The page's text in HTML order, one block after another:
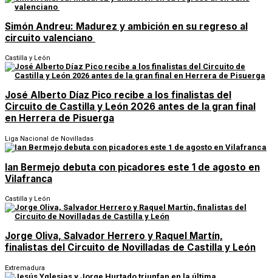
Simón Andreu: Madurez y ambición en su regreso al
circuito valenciano
Castilla y León
José Alberto Díaz Pico recibe a los finalistas del
Circuito de Castilla y León 2026 antes de la gran final
en Herrera de Pisuerga
Liga Nacional de Novilladas
Ian Bermejo debuta con picadores este 1 de agosto en
Vilafranca
Castilla y León
Jorge Oliva, Salvador Herrero y Raquel Martín,
finalistas del Circuito de Novilladas de Castilla y León
Extremadura